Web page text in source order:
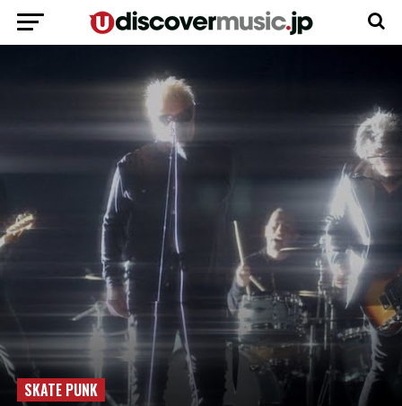
SKATE PUNK